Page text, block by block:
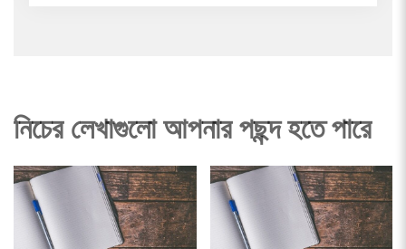
নিচের লেখাগুলো আপনার পছন্দ হতে পারে